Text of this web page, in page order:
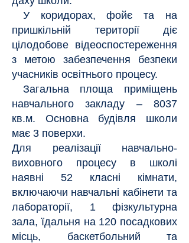
У коридорах, фойє та на
пришкільній території діє
цілодобове відеоспостереження
з метою забезпечення безпеки
учасників освітнього процесу.
Загальна площа приміщень
навчального закладу – 8037
кв.м. Основна будівля школи
має 3 поверхи.
Для реалізації навчально-
виховного процесу в школі
наявні 52 класні кімнати,
включаючи навчальні кабінети та
лабораторії, 1 фізкультурна
зала, їдальня на 120 посадкових
місць, баскетбольний та